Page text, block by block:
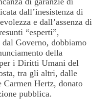
dall’inesistenza di
e dall’assenza di
“esperti”,
Governo, dobbiamo
della
i Diritti Umani del
tra gli altri, dalle
Carmen Hertz, donato
pubblica.